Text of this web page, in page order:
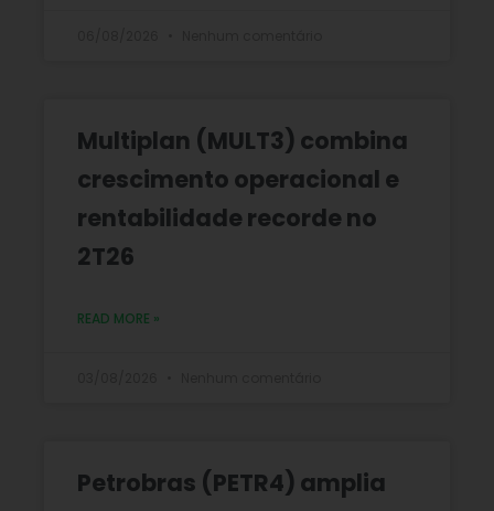
Multiplan (MULT3) combina
crescimento operacional e
rentabilidade recorde no
2T26
READ MORE »
Petrobras (PETR4) amplia